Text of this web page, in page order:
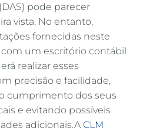
pode parecer
vista. No entanto,
fornecidas neste
um escritório contábil
realizar esses
precisão e facilidade,
cumprimento dos seus
e evitando possíveis
adicionais.A CLM